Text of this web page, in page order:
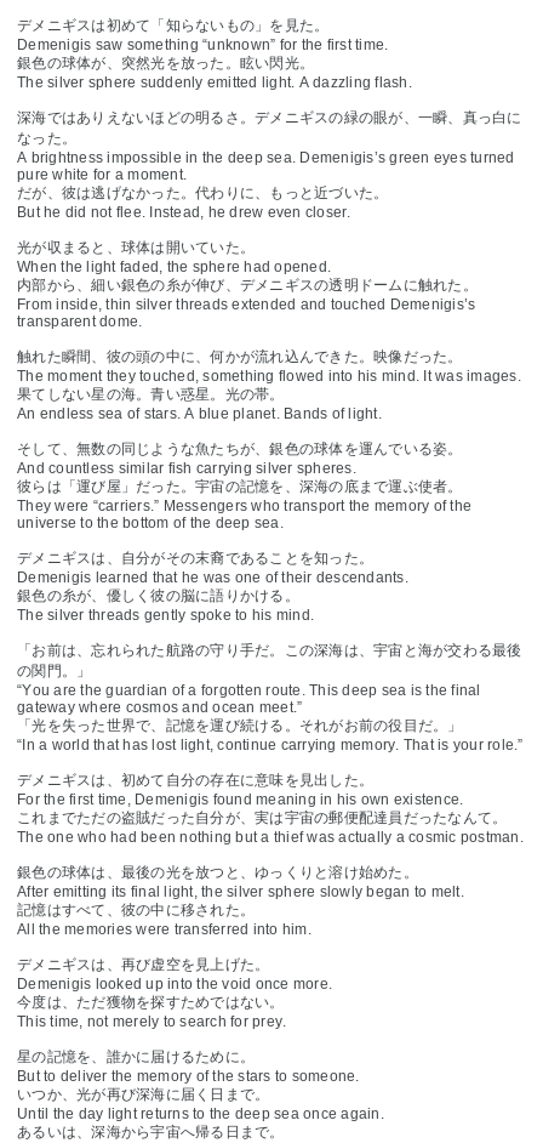
デメニギスは初めて「知らないもの」を見た。
Demenigis saw something “unknown” for the first time.
銀色の球体が、突然光を放った。眩い閃光。
The silver sphere suddenly emitted light. A dazzling flash.
深海ではありえないほどの明るさ。デメニギスの緑の眼が、一瞬、真っ白に
なった。
A brightness impossible in the deep sea. Demenigis’s green eyes turned
pure white for a moment.
だが、彼は逃げなかった。代わりに、もっと近づいた。
But he did not flee. Instead, he drew even closer.
光が収まると、球体は開いていた。
When the light faded, the sphere had opened.
内部から、細い銀色の糸が伸び、デメニギスの透明ドームに触れた。
From inside, thin silver threads extended and touched Demenigis’s
transparent dome.
触れた瞬間、彼の頭の中に、何かが流れ込んできた。映像だった。
The moment they touched, something flowed into his mind. It was images.
果てしない星の海。青い惑星。光の帯。
An endless sea of stars. A blue planet. Bands of light.
そして、無数の同じような魚たちが、銀色の球体を運んでいる姿。
And countless similar fish carrying silver spheres.
彼らは「運び屋」だった。宇宙の記憶を、深海の底まで運ぶ使者。
They were “carriers.” Messengers who transport the memory of the
universe to the bottom of the deep sea.
デメニギスは、自分がその末裔であることを知った。
Demenigis learned that he was one of their descendants.
銀色の糸が、優しく彼の脳に語りかける。
The silver threads gently spoke to his mind.
「お前は、忘れられた航路の守り手だ。この深海は、宇宙と海が交わる最後
の関門。」
“You are the guardian of a forgotten route. This deep sea is the final
gateway where cosmos and ocean meet.”
「光を失った世界で、記憶を運び続ける。それがお前の役目だ。」
“In a world that has lost light, continue carrying memory. That is your role.”
デメニギスは、初めて自分の存在に意味を見出した。
For the first time, Demenigis found meaning in his own existence.
これまでただの盗賊だった自分が、実は宇宙の郵便配達員だったなんて。
The one who had been nothing but a thief was actually a cosmic postman.
銀色の球体は、最後の光を放つと、ゆっくりと溶け始めた。
After emitting its final light, the silver sphere slowly began to melt.
記憶はすべて、彼の中に移された。
All the memories were transferred into him.
デメニギスは、再び虚空を見上げた。
Demenigis looked up into the void once more.
今度は、ただ獲物を探すためではない。
This time, not merely to search for prey.
星の記憶を、誰かに届けるために。
But to deliver the memory of the stars to someone.
いつか、光が再び深海に届く日まで。
Until the day light returns to the deep sea once again.
あるいは、深海から宇宙へ帰る日まで。